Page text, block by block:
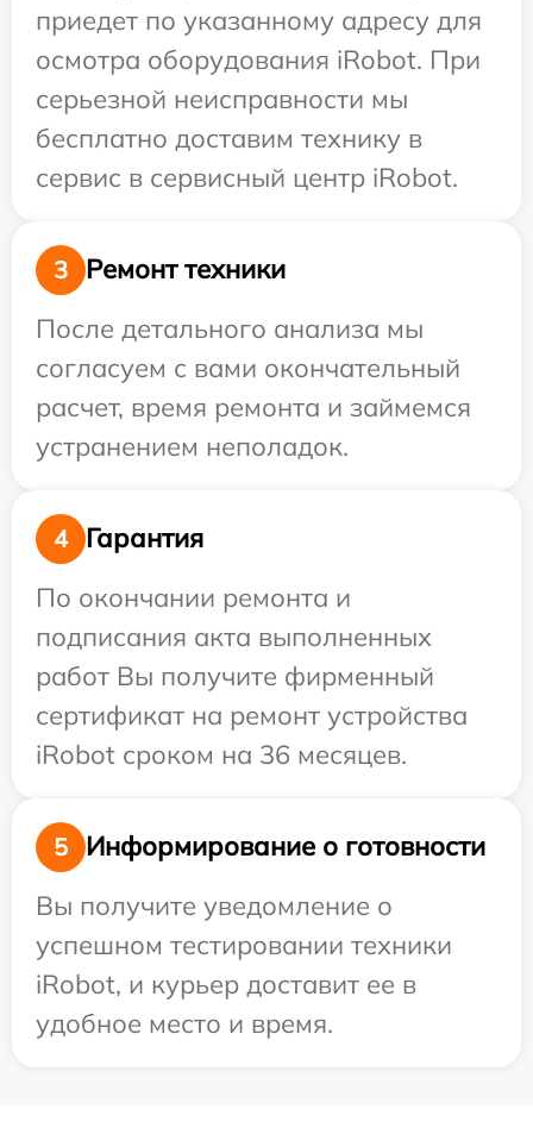
приедет по указанному адресу для
осмотра оборудования iRobot. При
серьезной неисправности мы
бесплатно доставим технику в
сервис в сервисный центр iRobot.
3
Ремонт техники
После детального анализа мы
согласуем с вами окончательный
расчет, время ремонта и займемся
устранением неполадок.
4
Гарантия
По окончании ремонта и
подписания акта выполненных
работ Вы получите фирменный
сертификат на ремонт устройства
iRobot сроком на 36 месяцев.
5
Информирование о готовности
Вы получите уведомление о
успешном тестировании техники
iRobot, и курьер доставит ее в
удобное место и время.